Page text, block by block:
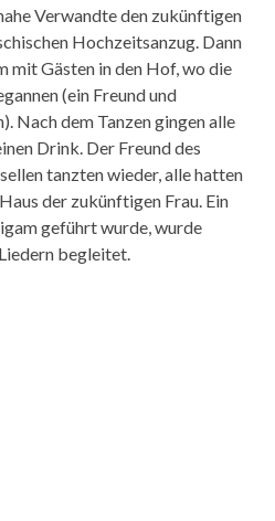
Verwandte den zukünftigen
Hochzeitsanzug. Dann
mit Gästen in den Hof, wo die
(ein Freund und
Nach dem Tanzen gingen alle
Drink. Der Freund des
tanzten wieder, alle hatten
der zukünftigen Frau. Ein
geführt wurde, wurde
begleitet.